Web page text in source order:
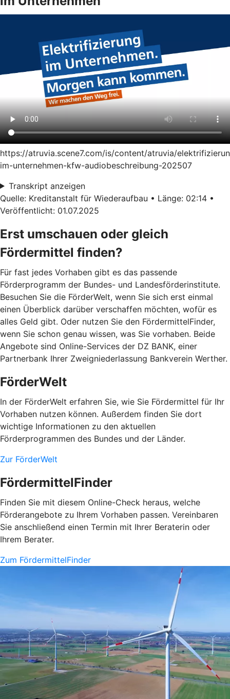
https://atruvia.scene7.com/is/content/atruvia/
im-unternehmen-kfw-audiobeschreibung-202507
Transkript anzeigen
Quelle: Kreditanstalt für Wiederaufbau • Länge: 02:14 •
Veröffentlicht: 01.07.2025
Erst umschauen oder gleich
Fördermittel finden?
Für fast jedes Vorhaben gibt es das passende
Förderprogramm der Bundes- und Landesförderinstitute.
Besuchen Sie die FörderWelt, wenn Sie sich erst einmal
einen Überblick darüber verschaffen möchten, wofür es
alles Geld gibt. Oder nutzen Sie den FördermittelFinder,
wenn Sie schon genau wissen, was Sie vorhaben. Beide
Angebote sind Online-Services der DZ BANK, einer
Partnerbank Ihrer Zweigniederlassung Bankverein Werther.
FörderWelt
In der FörderWelt erfahren Sie, wie Sie Fördermittel für Ihr
Vorhaben nutzen können. Außerdem finden Sie dort
wichtige Informationen zu den aktuellen
Förderprogrammen des Bundes und der Länder.
Zur FörderWelt
FördermittelFinder
Finden Sie mit diesem Online-Check heraus, welche
Förderangebote zu Ihrem Vorhaben passen. Vereinbaren
Sie anschließend einen Termin mit Ihrer Beraterin oder
Ihrem Berater.
Zum FördermittelFinder